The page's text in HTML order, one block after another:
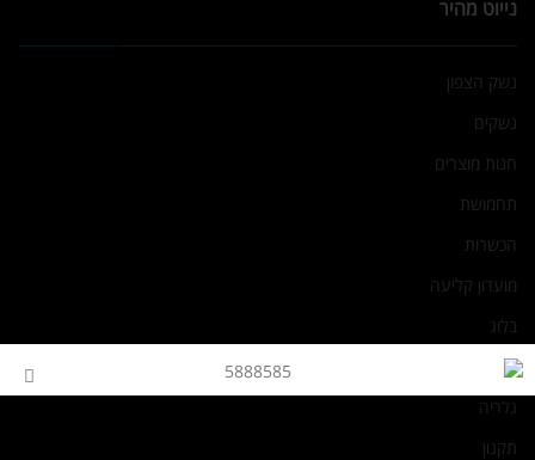
נייוט מהיר
נשק הצפון
נשקים
חנות מוצרים
תחמושת
הכשרות
מועדון קליעה
בלוג
אודות
גלריה
תקנון